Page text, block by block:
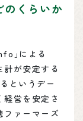
のくらいか
｣による
が安定する
というデー
営を安定さ
ァーマーズ